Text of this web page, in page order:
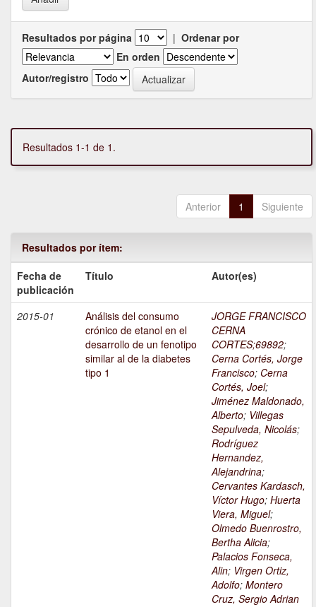
Resultados por página | Ordenar por
En orden
Autor/registro
Resultados 1-1 de 1.
Anterior 1 Siguiente
Resultados por ítem:
Fecha de
publicación
Título Autor(es)
2015-01
Análisis del consumo
crónico de etanol en el
desarrollo de un fenotipo
similar al de la diabetes
tipo 1
JORGE FRANCISCO
CERNA
CORTES;69892;
Cerna Cortés, Jorge
Francisco; Cerna
Cortés, Joel;
Jiménez Maldonado,
Alberto; Villegas
Sepulveda, Nicolás;
Rodríguez
Hernandez,
Alejandrina;
Cervantes Kardasch,
Víctor Hugo; Huerta
Viera, Miguel;
Olmedo Buenrostro,
Bertha Alicia;
Palacios Fonseca,
Alin; Virgen Ortiz,
Adolfo; Montero
Cruz, Sergio Adrian